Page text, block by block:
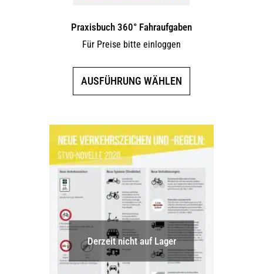
Praxisbuch 360° Fahraufgaben
Für Preise bitte einloggen
AUSFÜHRUNG WÄHLEN
Varianten
auf.
Optionen
können
auf
der
Produktseite
gewählt
Derzeit nicht auf Lager